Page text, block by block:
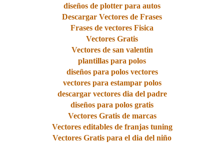
diseños de plotter para autos
Descargar Vectores de Frases
Frases de vectores Fisica
Vectores Gratis
Vectores de san valentin
plantillas para polos
diseños para polos vectores
vectores para estampar polos
descargar vectores dia del padre
diseños para polos gratis
Vectores Gratis de marcas
Vectores editables de franjas tuning
Vectores Gratis para el dia del niño